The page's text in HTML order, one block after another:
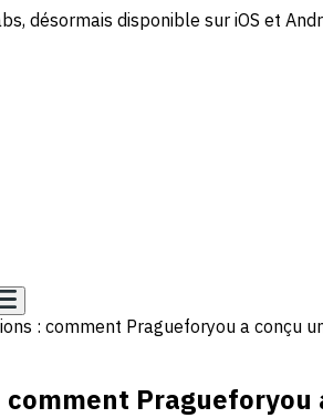
désormais disponible sur iOS et
: comment Pragueforyou a conçu